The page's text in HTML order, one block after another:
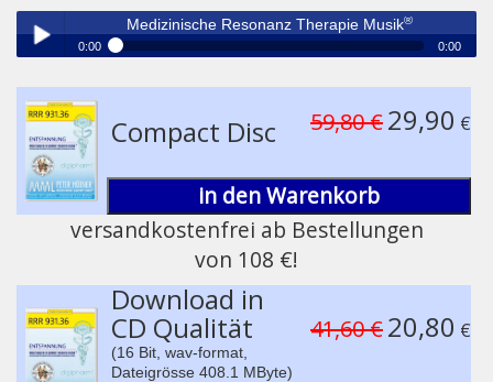
Play /
Medizinische Resonanz Therapie Musik®
0:00 0:00
Compact Disc 59,80 €29,90 €
in den Warenkorb
versandkostenfrei ab Bestellungen
von 108 €!
Download in
CD Qualität
(16 Bit, wav-format,
Dateigrösse 408.1 MByte)
41,60 €20,80 €